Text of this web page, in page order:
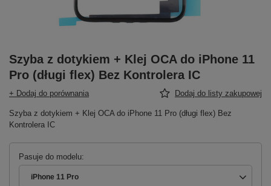
Szyba z dotykiem + Klej OCA do iPhone 11
Pro (długi flex) Bez Kontrolera IC
+ Dodaj do porównania Dodaj do listy zakupowej
Szyba z dotykiem + Klej OCA do iPhone 11 Pro (długi flex) Bez
Kontrolera IC
Pasuje do modelu
iPhone 11 Pro